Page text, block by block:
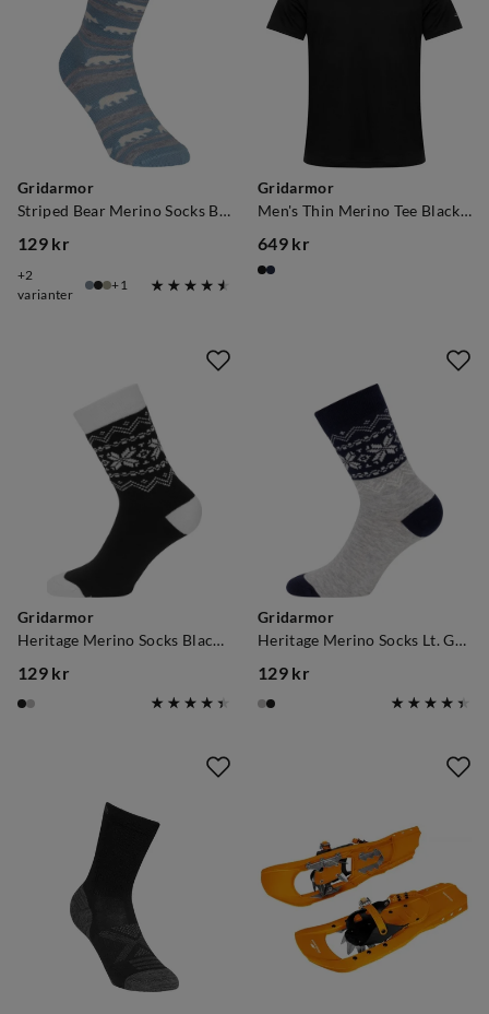
Gridarmor
Striped Bear Merino Socks Blue Shadow
price
129 kr
2
varianter
1
Gridarmor
Men's Thin Merino Tee Black Beauty
price
649 kr
Gridarmor
Heritage Merino Socks Black/White
price
129 kr
Gridarmor
Heritage Merino Socks Lt. Grey/Dk Navy/White
price
129 kr